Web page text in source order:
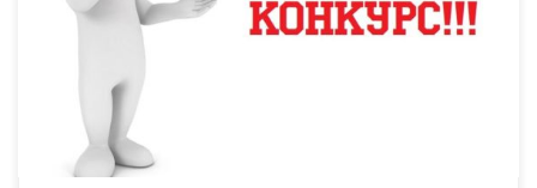
проводится для работников государственных и негосударственных
организаций социального обслуживания. Отбор участников конкурса